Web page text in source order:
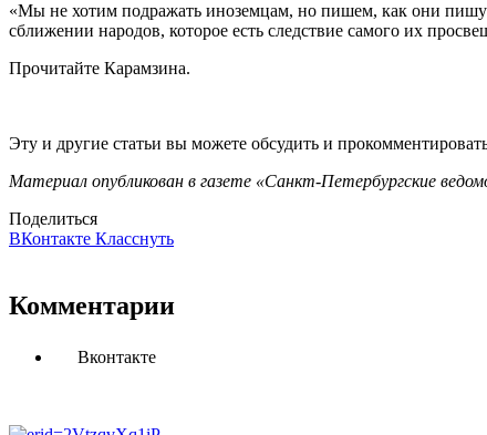
«Мы не хотим подражать иноземцам, но пишем, как они
сближении народов, которое есть следствие самого их
Прочитайте Карамзина.
Эту и другие статьи вы можете обсудить и
Материал опубликован в газете «Санкт-Петербургские
Поделиться
ВКонтакте Класснуть
Комментарии
Вконтакте